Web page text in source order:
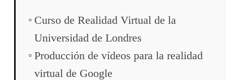
Curso de Realidad Virtual de la
Universidad de Londres
Producción de vídeos para la realidad
virtual de Google